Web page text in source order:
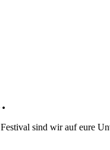
sind wir auf eure